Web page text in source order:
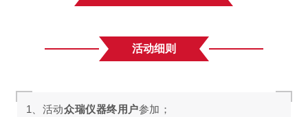
活动细则
1、活动众瑞仪器终用户参加；